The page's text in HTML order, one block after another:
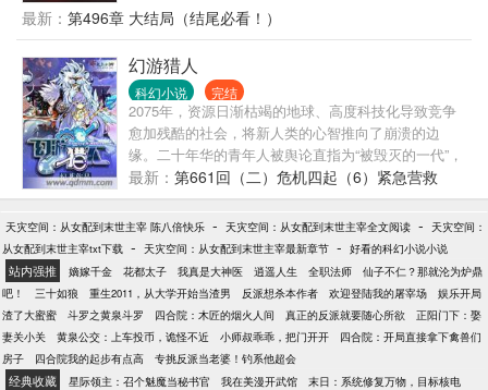
角却在末世之中疯狂收女仆随着女仆不断的增加实力
也不断的变强带着女仆和移动基地走遍全球探索末世
之前残留的真相末世到底是怎么回事？系统是从何而
来？这片宇宙只属于我！
最新： 第496章 大结局（结尾必看！）
幻游猎人
科幻小说 完结
2075年，资源日渐枯竭的地球、高度科技化导致竞争
愈加残酷的社会，将新人类的心智推向了崩溃的边
缘。二十年华的青年人被舆论直指为“被毁灭的一代”，
并大规模地沉溺于脑电波虚拟实景游戏中不可自拔，
甚至，其中的大部分开始放弃了四维实体空间的肉
体，选择将自己永恒留在了游戏的世界。 为了拯救这
些遗失的灵魂，一种新的职业“幻游猎人”应世而生。一
帮拥有猎人身份或以猎人身份为目标的年轻人因缘际
会，带着各自的理由进入了一个名为“勇者大陆”的游戏
世界里，开始了他们意想不到的冒险…… 幻游猎人官
方群：518405975 《幻游猎人》游戏国内版本预计16
年9月由全宇宙最二次元平台Bilibili全平台发行，请大
家多多支持！
最新： 第661回（二）危机四起（6）紧急营救
（3）
天灾空间：从女配到末世主宰 陈八倍快乐 - 天灾空间：从女配到末世主宰全文阅读 - 天灾空间：
从女配到末世主宰txt下载 - 天灾空间：从女配到末世主宰最新章节 - 好看的科幻小说小说
站内强推 嫡嫁千金 花都太子 我真是大神医 逍遥人生 全职法师
仙子不仁？那就沦为炉鼎
吧！
三十如狼 重生2011，从大学开始当渣男 反派想杀本作者 欢迎登陆我的屠宰场
娱乐开局
渣了大蜜蜜
斗罗之黄泉斗罗 四合院：木匠的烟火人间 真正的反派就要随心所欲
正阳门下：娶
妻关小关
黄泉公交：上车投币，诡怪不近 小师叔乖乖，把门开开
四合院：开局直接拿下禽兽们
房子
四合院我的起步有点高 专挑反派当老婆！钓系他超会
经典收藏 星际领主：召个魅魔当秘书官 我在美漫开武馆
末日：系统修复万物，目标核电